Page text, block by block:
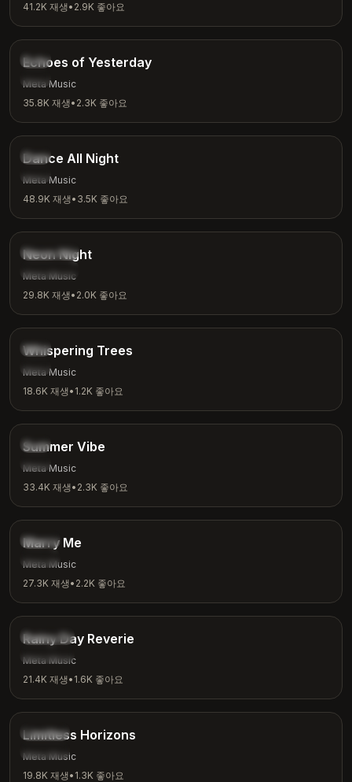
41.2K 재생• 2.9K 좋아요
향수
성찰
Echoes of Yesterday
Meta Music
35.8K 재생• 2.3K 좋아요
댄스
파티
Dance All Night
Meta Music
48.9K 재생• 3.5K 좋아요
신스웨이브
밤 분위기
Neon Night
Meta Music
29.8K 재생• 2.0K 좋아요
자연
명상
Whispering Trees
Meta Music
18.6K 재생• 1.2K 좋아요
칠
여름
Summer Vibe
Meta Music
33.4K 재생• 2.3K 좋아요
로맨틱
사랑
Marry Me
Meta Music
27.3K 재생• 2.2K 좋아요
앰비언트
비 오는 날
Rainy Day Reverie
Meta Music
21.4K 재생• 1.6K 좋아요
영감
동기부여
Limitless Horizons
Meta Music
19.8K 재생• 1.3K 좋아요